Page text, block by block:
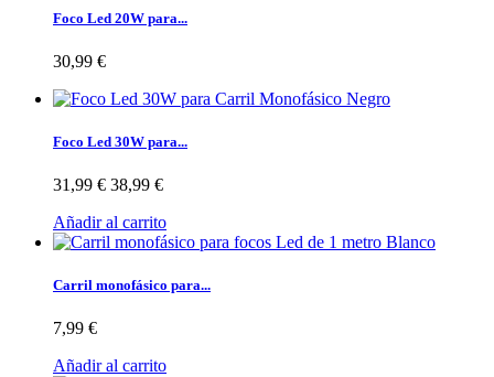
Foco Led 20W para...
30,99 €
Foco Led 30W para...
31,99 € 38,99 €
Añadir al carrito
Carril monofásico para...
7,99 €
Añadir al carrito